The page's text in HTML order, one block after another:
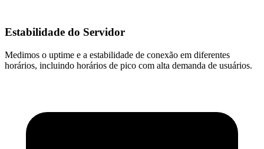
Estabilidade do Servidor
Medimos o uptime e a estabilidade de conexão em diferentes
horários, incluindo horários de pico com alta demanda de usuários.